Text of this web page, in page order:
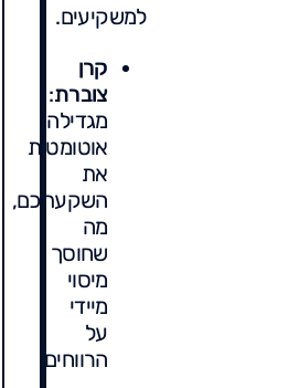
למשקיעים.
קרן
צוברת:
מגדילה
אוטומטית
את
השקעתכם,
מה
שחוסך
מיסוי
מיידי
על
הרווחים.